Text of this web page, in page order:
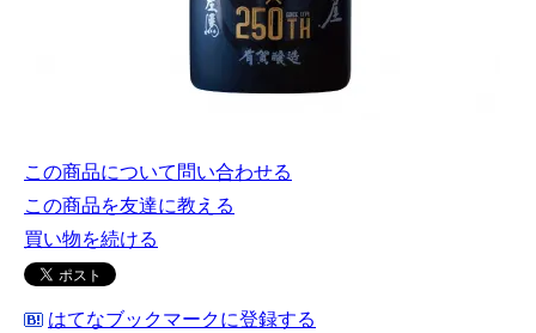
この商品について問い合わせる
この商品を友達に教える
買い物を続ける
はてなブックマークに登録する